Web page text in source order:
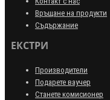
Връщане на продукти
Съдържание
ЕКСТРИ
Производители
Подарете ваучер
Станете комисионер